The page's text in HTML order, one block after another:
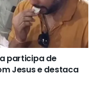
participa de
Jesus e destaca